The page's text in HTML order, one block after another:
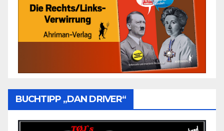
BUCHTIPP „DAN DRIVER“